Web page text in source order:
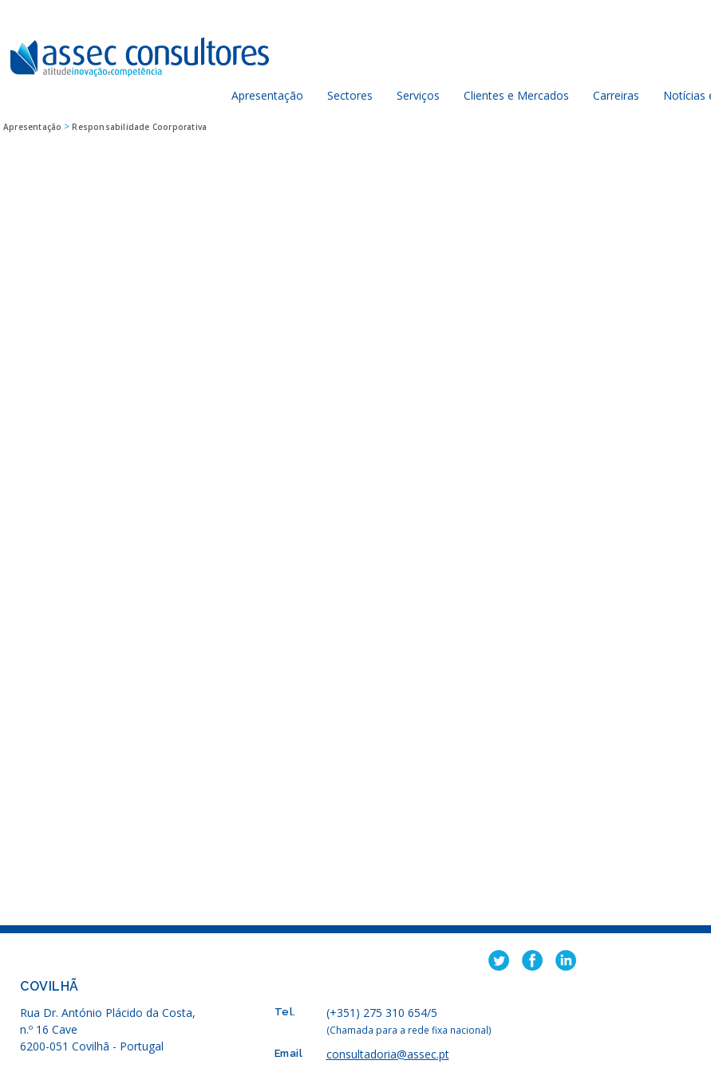
Apresentação Sectores Serviços Clientes e Mercados Carreiras Notícias
Apresentação >Responsabilidade Coorporativa
COVILHÃ
Rua Dr. António Plácido da Costa,
n.º 16 Cave
6200-051 Covilhã - Portugal
Tel. (+351) 275 310 654/5
(Chamada para a rede fixa nacional)
Email consultadoria@assec.pt